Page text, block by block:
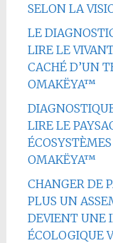
SELON LA
LE
LIRE LE
CACHÉ D’UN
OMAKËYA™
LIRE LE
OMAKËYA™
CHANGER DE
PLUS UN
DEVIENT UNE
ÉCOLOGIQUE